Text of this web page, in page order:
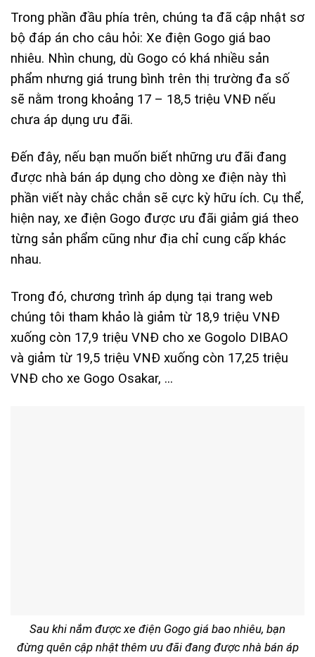
Trong phần đầu phía trên, chúng ta đã cập nhật sơ
bộ đáp án cho câu hỏi: Xe điện Gogo giá bao
nhiêu. Nhìn chung, dù Gogo có khá nhiều sản
phẩm nhưng giá trung bình trên thị trường đa số
sẽ nằm trong khoảng 17 – 18,5 triệu VNĐ nếu
chưa áp dụng ưu đãi.
Đến đây, nếu bạn muốn biết những ưu đãi đang
được nhà bán áp dụng cho dòng xe điện này thì
phần viết này chắc chắn sẽ cực kỳ hữu ích. Cụ thể,
hiện nay, xe điện Gogo được ưu đãi giảm giá theo
từng sản phẩm cũng như địa chỉ cung cấp khác
nhau.
Trong đó, chương trình áp dụng tại trang web
chúng tôi tham khảo là giảm từ 18,9 triệu VNĐ
xuống còn 17,9 triệu VNĐ cho xe Gogolo DIBAO
và giảm từ 19,5 triệu VNĐ xuống còn 17,25 triệu
VNĐ cho xe Gogo Osakar, …
Sau khi nắm được xe điện Gogo giá bao nhiêu, bạn
đừng quên cập nhật thêm ưu đãi đang được nhà bán áp